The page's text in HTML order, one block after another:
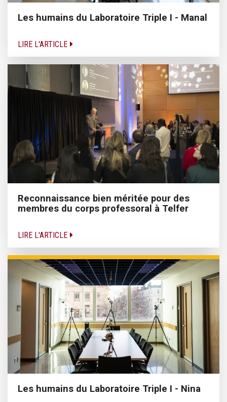
Les humains du Laboratoire Triple I - Manal
LIRE L'ARTICLE
Reconnaissance bien méritée pour des
membres du corps professoral à Telfer
LIRE L'ARTICLE
Les humains du Laboratoire Triple I - Nina